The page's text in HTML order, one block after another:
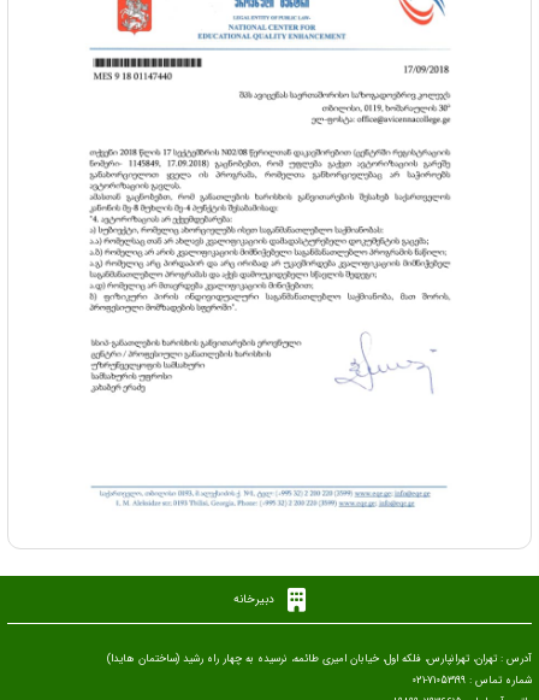
دبیرخانه
آدرس : تهران، تهرانپارس، فلکه اول، خیابان امیری طائمه، نرسیده به چهار راه رشید (ساختمان هایدا)
شماره تماس : 71053199-021